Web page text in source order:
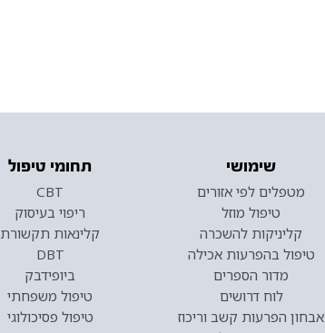
שימושי
מטפלים לפי אזורים
טיפול מוזל
קליניקות להשכרה
טיפול בהפרעות אכילה
מדור הספרים
לוח דרושים
אבחון הפרעות קשב וריכוז
תחומי טיפול
CBT
ריפוי בעיסוק
קלינאות תקשורת
DBT
ביופידבק
טיפול משפחתי
טיפול פסיכולוגי